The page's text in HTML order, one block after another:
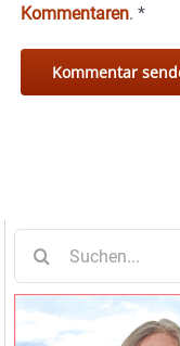
Kommentaren. *
nach: